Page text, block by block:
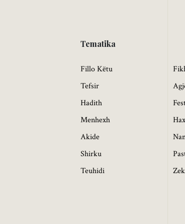
Tematika
Fillo Këtu
Tefsir
Hadith
Menhexh
Akide
Shirku
Teuhidi